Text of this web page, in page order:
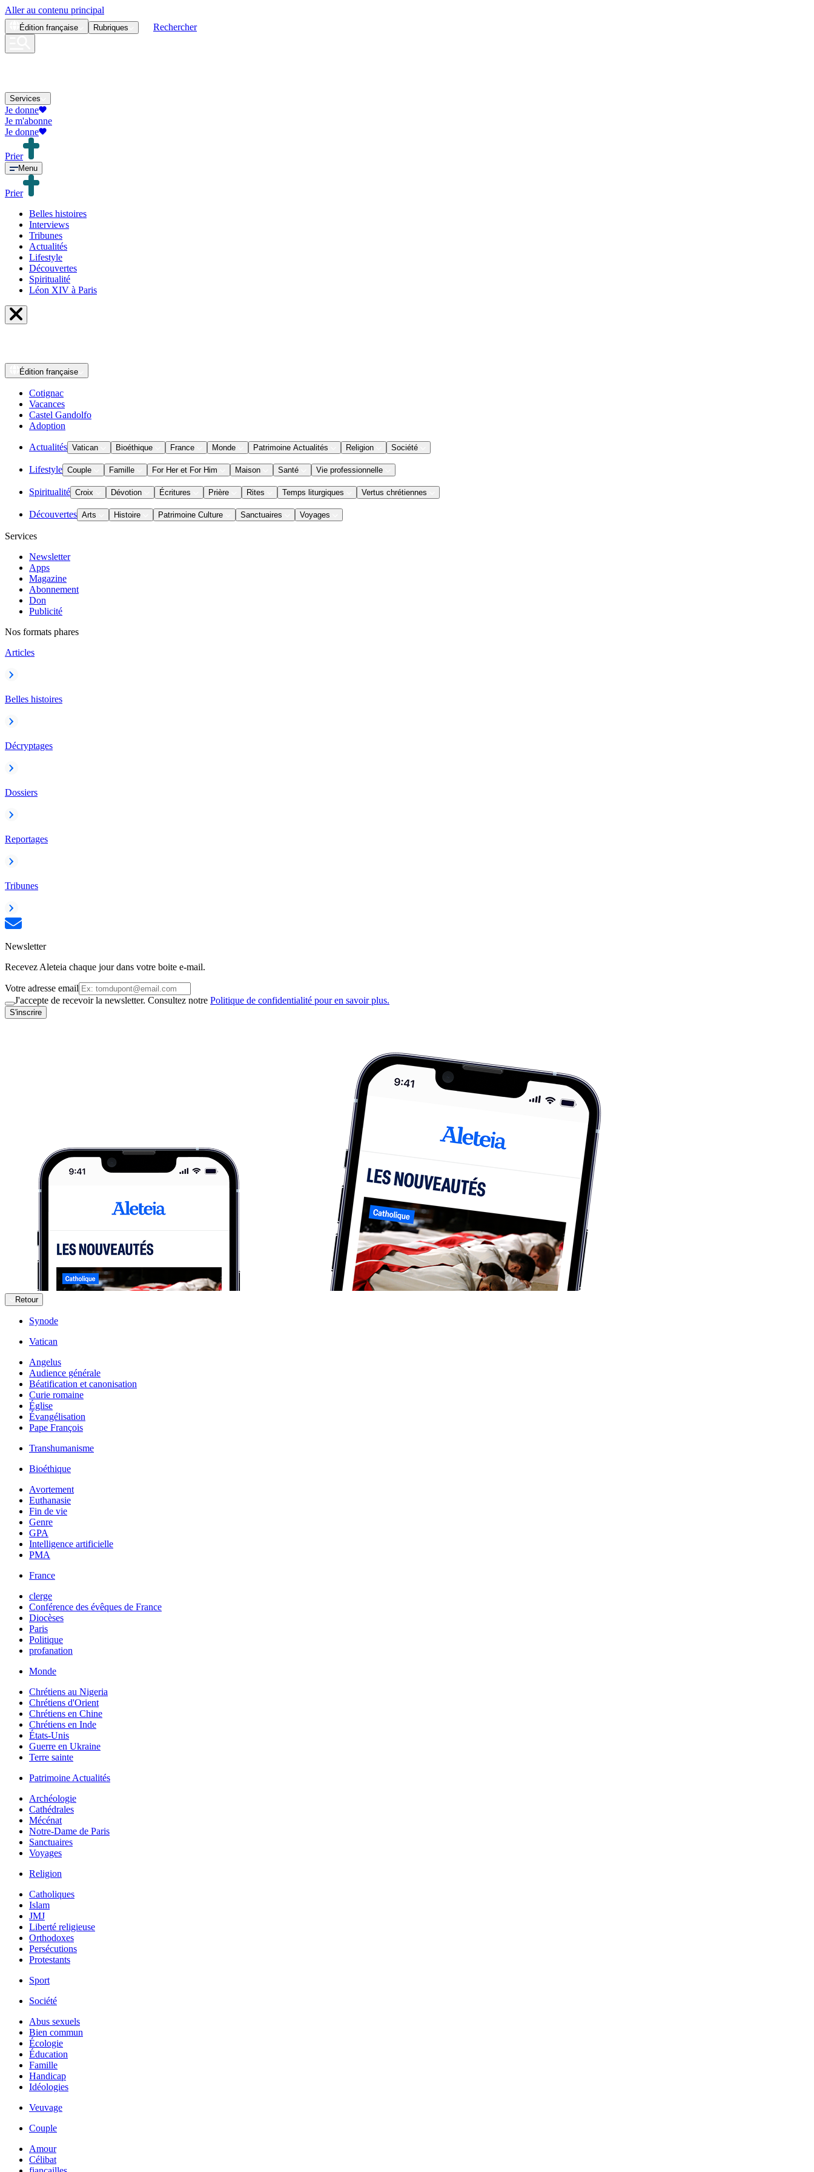
Aller au contenu principal
Édition française Rubriques Rechercher
Services
Je donne
Je m'abonne
Je donne
Prier
Menu
Prier
Belles histoires
Interviews
Tribunes
Actualités
Lifestyle
Découvertes
Spiritualité
Léon XIV à Paris
Édition française
Cotignac
Vacances
Castel Gandolfo
Adoption
Actualités Vatican Bioéthique France Monde Patrimoine Actualités Religion Société
Lifestyle Couple Famille For Her et For Him Maison Santé Vie professionnelle
Spiritualité Croix Dévotion Écritures Prière Rites Temps liturgiques Vertus chrétiennes
Découvertes Arts Histoire Patrimoine Culture Sanctuaires Voyages
Services
Newsletter
Apps
Magazine
Abonnement
Don
Publicité
Nos formats phares
Articles
Belles histoires
Décryptages
Dossiers
Reportages
Tribunes
Newsletter
Recevez Aleteia chaque jour dans votre boite e-mail.
Votre adresse email
J'accepte de recevoir la newsletter. Consultez notre Politique de confidentialité pour en savoir plus.
S'inscrire
Retour
Synode
Vatican
Angelus
Audience générale
Béatification et canonisation
Curie romaine
Église
Évangélisation
Pape François
Transhumanisme
Bioéthique
Avortement
Euthanasie
Fin de vie
Genre
GPA
Intelligence artificielle
PMA
France
clerge
Conférence des évêques de France
Diocèses
Paris
Politique
profanation
Monde
Chrétiens au Nigeria
Chrétiens d'Orient
Chrétiens en Chine
Chrétiens en Inde
États-Unis
Guerre en Ukraine
Terre sainte
Patrimoine Actualités
Archéologie
Cathédrales
Mécénat
Notre-Dame de Paris
Sanctuaires
Voyages
Religion
Catholiques
Islam
JMJ
Liberté religieuse
Orthodoxes
Persécutions
Protestants
Sport
Société
Abus sexuels
Bien commun
Écologie
Éducation
Famille
Handicap
Idéologies
Veuvage
Couple
Amour
Célibat